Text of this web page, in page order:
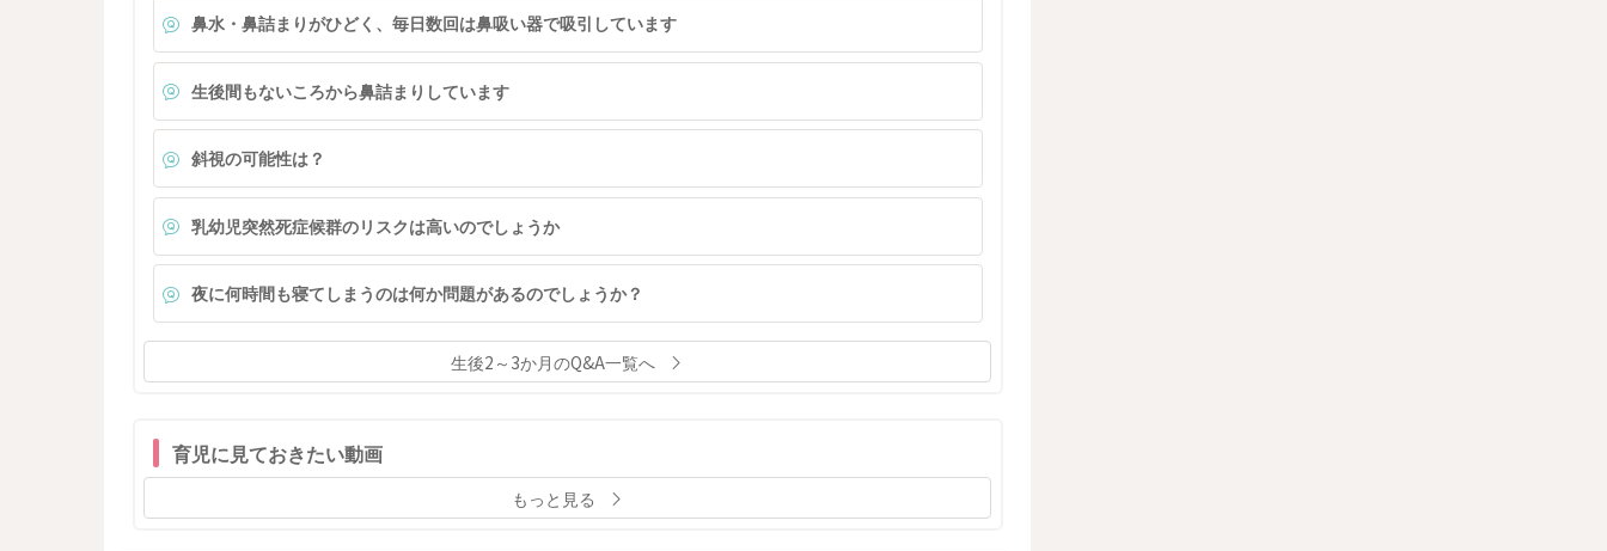
マがまたお世話しようとすると拒否されてしまうの
は、何故なのでしょう。 パパとの方が上手く愛着形
成ができていて、もう私の入る隙はないのでしょう
か。 少しずつ私が上の子のお世話をする時間をまた
増やしていきたいとは思っていますが、完全にパパ
っ子になった今、拒否されながらも頑張ってお世話
することに意味があるのかもう分かりません。 今の
ママイヤ状態は一時的なものとして軽く受け止めて
いいのでしょうか。 それとも私が上手く愛着形成や
信頼関係を築けなかった結果として重く受け止める
べきでしょうか。
低いため、どの程度慎重に対応すべきなのか知りた
いです。よろしくお願いいたします。
鼻水・鼻詰まりがひどく、毎日数回は鼻吸い器で吸引しています
生後間もないころから鼻詰まりしています
斜視の可能性は？
乳幼児突然死症候群のリスクは高いのでしょうか
夜に何時間も寝てしまうのは何か問題があるのでしょうか？
生後2～3か月のQ&A一覧へ
育児に見ておきたい動画
もっと見る